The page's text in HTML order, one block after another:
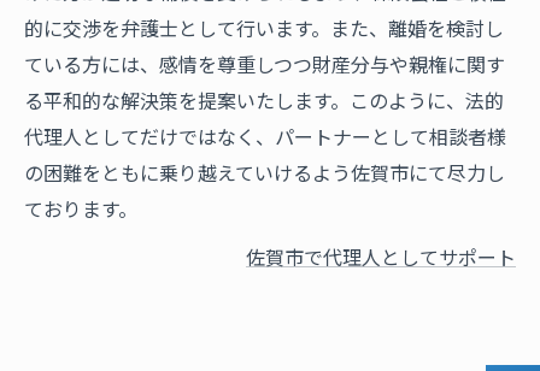
的に交渉を弁護士として行います。また、離婚を検討し
ている方には、感情を尊重しつつ財産分与や親権に関す
る平和的な解決策を提案いたします。このように、法的
代理人としてだけではなく、パートナーとして相談者様
の困難をともに乗り越えていけるよう佐賀市にて尽力し
ております。
佐賀市で代理人としてサポート